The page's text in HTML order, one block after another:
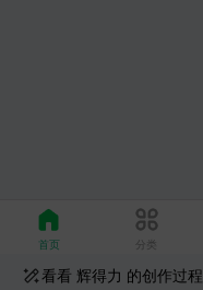
看看 辉得力 的创作过程